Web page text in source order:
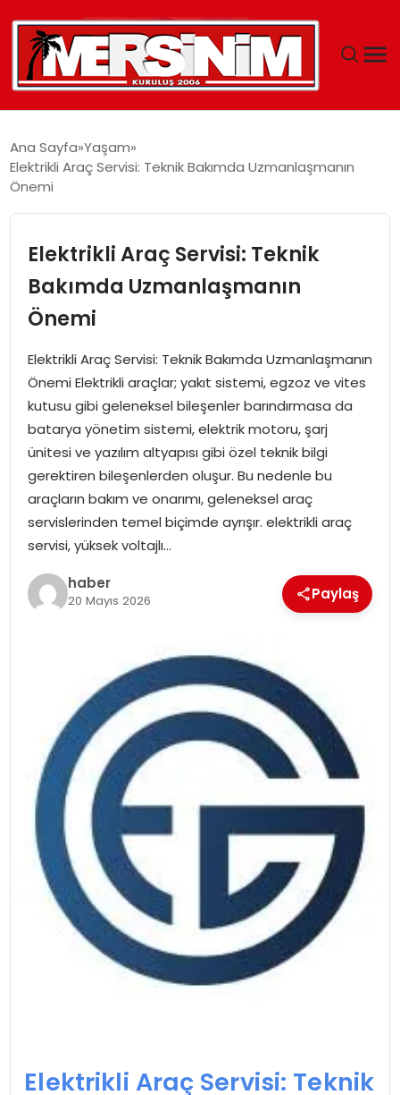
YAŞAM
EĞITIM
SPOR
EKONOMI
MAGAZIN
DÜNYA
OTOMOBIL
Ana Sayfa Yaşam
Elektrikli Araç Servisi: Teknik Bakımda Uzmanlaşmanın
Önemi
Elektrikli Araç Servisi: Teknik
Bakımda Uzmanlaşmanın
Önemi
Elektrikli Araç Servisi: Teknik Bakımda Uzmanlaşmanın
Önemi Elektrikli araçlar; yakıt sistemi, egzoz ve vites
kutusu gibi geleneksel bileşenler barındırmasa da
batarya yönetim sistemi, elektrik motoru, şarj
ünitesi ve yazılım altyapısı gibi özel teknik bilgi
gerektiren bileşenlerden oluşur. Bu nedenle bu
araçların bakım ve onarımı, geleneksel araç
servislerinden temel biçimde ayrışır. elektrikli araç
servisi, yüksek voltajlı…
haber
20 Mayıs 2026 Paylaş
Elektrikli Araç Servisi: Teknik